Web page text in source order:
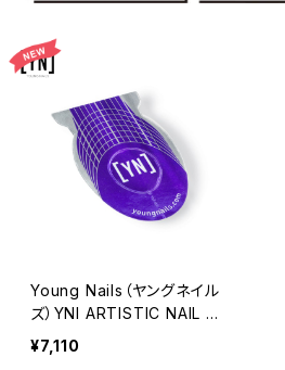
Young Nails（ヤングネイル
ズ）YNI ARTISTIC NAIL F
ORMS(500 COUNT)｜ア
ーティスティックネイルフォ
¥7,110